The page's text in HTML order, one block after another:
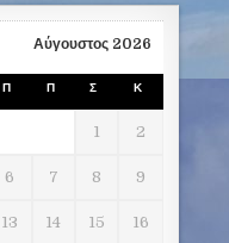
Αύγουστος 2026
Π Π Σ Κ
1 2
6 7 8 9
13 14 15 16